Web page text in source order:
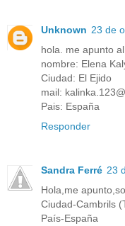
Unknown 23 de
hola. me apunto
nombre: Elena
Ciudad: El Ejido
mail:
Pais: España
Responder
Sandra Ferré 23
Hola,me
Ciudad-Cambrils
País-España